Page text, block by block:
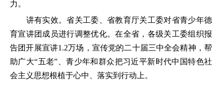
力。
讲有实效。省关工委、省教育厅关工委对省青少年德
育宣讲团成员进行调整优化。在全省，各级关工委组织报
告团开展宣讲1.2万场，宣传党的二十届三中全会精神，帮
助广大“五老”、青少年和群众把习近平新时代中国特色社
会主义思想根植于心中、落实到行动上。